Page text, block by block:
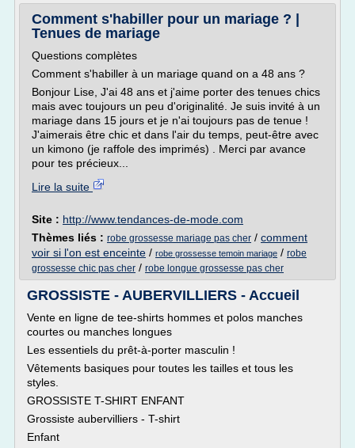
Comment s'habiller pour un mariage ? |
Tenues de mariage
Questions complètes
Comment s'habiller à un mariage quand on a 48 ans ?
Bonjour Lise, J'ai 48 ans et j'aime porter des tenues chics
mais avec toujours un peu d'originalité. Je suis invité à un
mariage dans 15 jours et je n'ai toujours pas de tenue !
J'aimerais être chic et dans l'air du temps, peut-être avec
un kimono (je raffole des imprimés) . Merci par avance
pour tes précieux...
Lire la suite
Site : http://www.tendances-de-mode.com
Thèmes liés : robe grossesse mariage pas cher / comment
voir si l'on est enceinte / robe grossesse temoin mariage / robe
grossesse chic pas cher / robe longue grossesse pas cher
GROSSISTE - AUBERVILLIERS - Accueil
Vente en ligne de tee-shirts hommes et polos manches
courtes ou manches longues
Les essentiels du prêt-à-porter masculin !
Vêtements basiques pour toutes les tailles et tous les
styles.
GROSSISTE T-SHIRT ENFANT
Grossiste aubervilliers - T-shirt
Enfant